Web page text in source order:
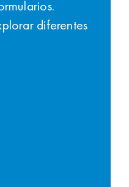
diferentes